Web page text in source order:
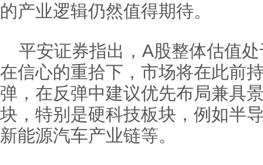
的产业逻辑仍然值得期待。
平安证券指出，A股整体估值
在信心的重拾下，市场将在此前
弹，在反弹中建议优先布局兼具
块，特别是硬科技板块，例如半
新能源汽车产业链等。